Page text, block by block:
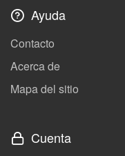
Ayuda
Contacto
Acerca de
Mapa del sitio
Cuenta